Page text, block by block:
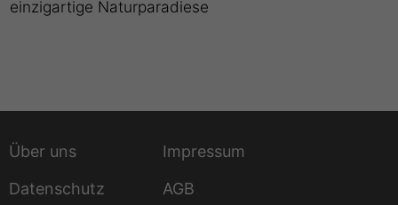
einzigartige Naturparadiese
Über uns
Impressum
Datenschutz
AGB